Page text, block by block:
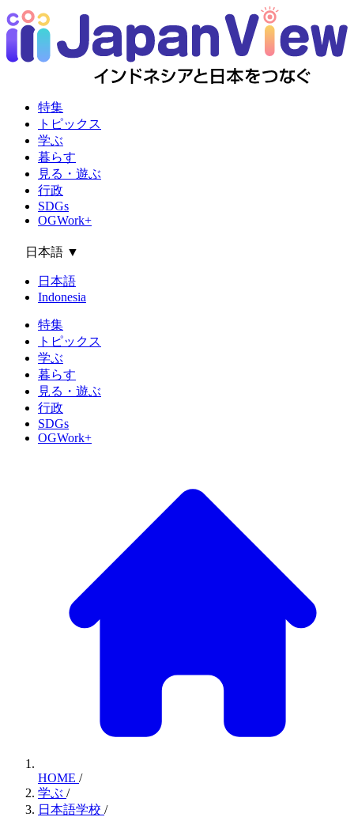
特集
トピックス
学ぶ
暮らす
見る・遊ぶ
行政
SDGs
OGWork+
日本語 ▼
日本語
Indonesia
特集
トピックス
学ぶ
暮らす
見る・遊ぶ
行政
SDGs
OGWork+
HOME /
学ぶ /
日本語学校 /